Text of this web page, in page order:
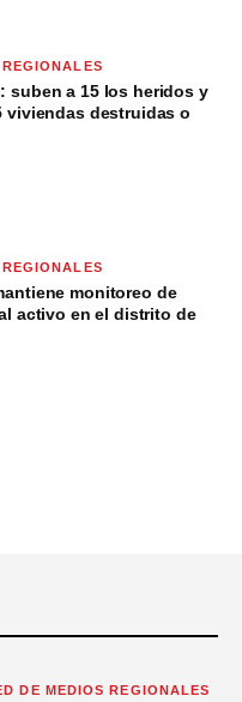
suben a 15 los heridos y
viviendas destruidas o
monitoreo de
activo en el distrito de
DE MEDIOS REGIONALES